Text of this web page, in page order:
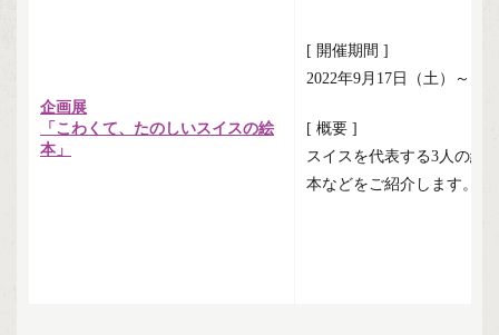
企画展
「こわくて、たのしいスイスの絵
本」
[ 開催期間 ]
2022年9月17日（土）～12
[ 概要 ]
スイスを代表する3人の絵
本などをご紹介します。